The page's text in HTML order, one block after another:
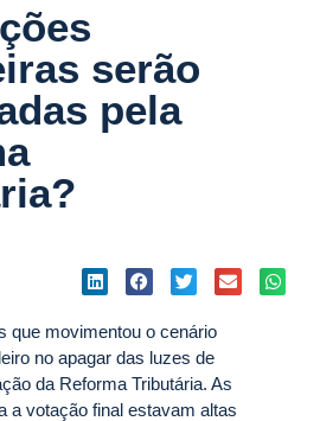
serão
pela
que movimentou o cenário
no apagar das luzes de
da Reforma Tributária. As
a votação final estavam altas